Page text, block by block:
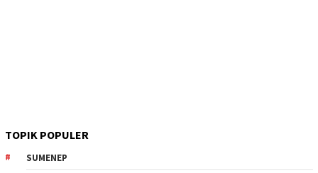
TOPIK POPULER
SUMENEP